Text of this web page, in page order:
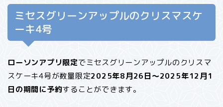
ミセスグリーンアップルのクリスマスケ
ーキ4号
ローソンアプリ限定でミセスグリーンアップルのクリスマ
スケーキ4号が数量限定2025年8月26日～2025年12月1
日の期間に予約することができます。